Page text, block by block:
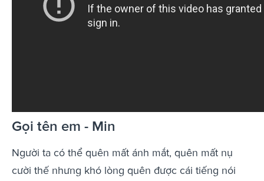
Gọi tên em - Min
Người ta có thể quên mất ánh mắt, quên mất nụ
cười thế nhưng khó lòng quên được cái tiếng nói